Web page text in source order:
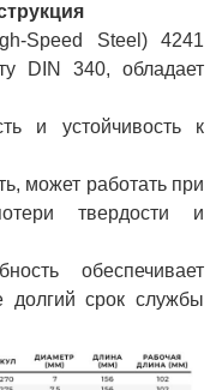
Speed Steel) 4241
DIN 340, обладает
и устойчивость к
может работать при
твердости и
обеспечивает
долгий срок службы